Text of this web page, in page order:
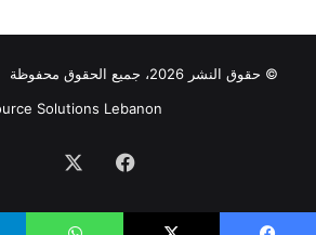
© حقوق النشر 2026، جميع الحقوق محفوظة |
Solutions Lebanon
فيسبوك